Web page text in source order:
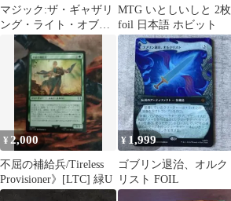
マジック:ザ・ギャザリ
ング・ライト・オブ・
レプリケーション 英語
MTG いとしいしと 2枚
foil 日本語 ホビット
¥ 2,000
不屈の補給兵/Tireless
Provisioner》[LTC] 緑U
¥ 1,999
ゴブリン退治、オルク
リスト FOIL